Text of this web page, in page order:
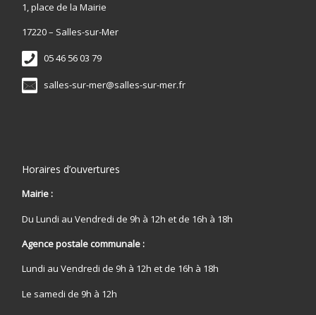
1, place de la Mairie
17220 – Salles-sur-Mer
05 46 56 03 79
salles-sur-mer@salles-sur-mer.fr
Horaires d’ouvertures
Mairie :
Du Lundi au Vendredi de 9h à 12h et de 16h à 18h
Agence postale communale :
Lundi au Vendredi de 9h à 12h et de 16h à 18h
Le samedi de 9h à 12h